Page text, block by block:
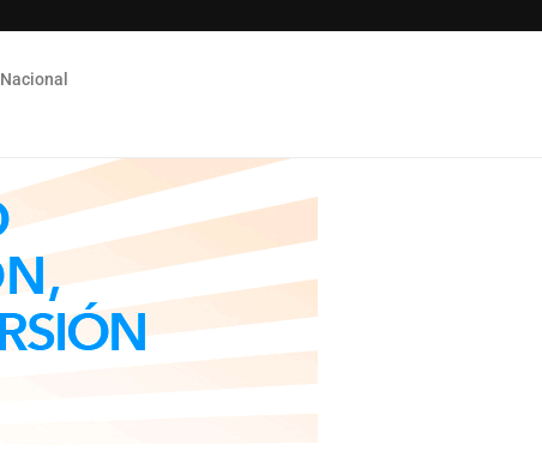
Nacional